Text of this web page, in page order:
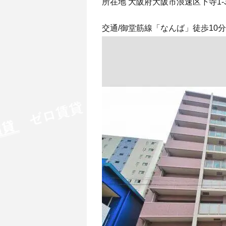
交通/御堂筋線「なんば」徒歩10分